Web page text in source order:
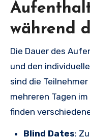
während
Die Dauer des
und den
sind die
mehreren Tagen
finden
Blind Dates: